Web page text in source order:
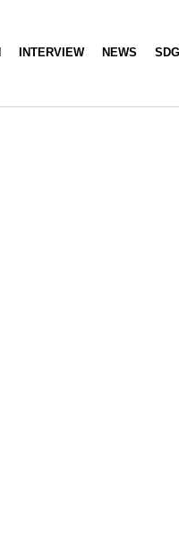
INTERVIEW NEWS